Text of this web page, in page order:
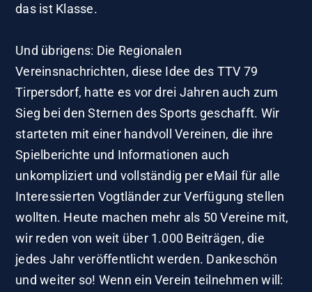
das ist Klasse.
Und übrigens: Die Regionalen
Vereinsnachrichten, diese Idee des TTV 79
Tirpersdorf, hatte es vor drei Jahren auch zum
Sieg bei den Sternen des Sports geschafft. Wir
starteten mit einer handvoll Vereinen, die ihre
Spielberichte und Informationen auch
unkompliziert und vollständig per eMail für alle
Interessierten Vogtländer zur Verfügung stellen
wollten. Heute machen mehr als 50 Vereine mit,
wir reden von weit über 1.000 Beiträgen, die
jedes Jahr veröffentlicht werden. Dankeschön
und weiter so! Wenn ein Verein teilnehmen will: